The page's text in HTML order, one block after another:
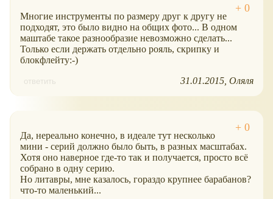
Многие инструменты по размеру друг к другу не
подходят, это было видно на общих фото... В одном
маштабе такое разнообразие невозможно сделать...
Только если держать отдельно рояль, скрипку и
блокфлейту:-)
ответить 31.01.2015 Оляля
Да, нереально конечно, в идеале тут несколько
мини - серий должно было быть, в разных масштабах.
Хотя оно наверное где-то так и получается, просто всё
собрано в одну серию.
Но литавры, мне казалось, гораздо крупнее барабанов?
что-то маленький...